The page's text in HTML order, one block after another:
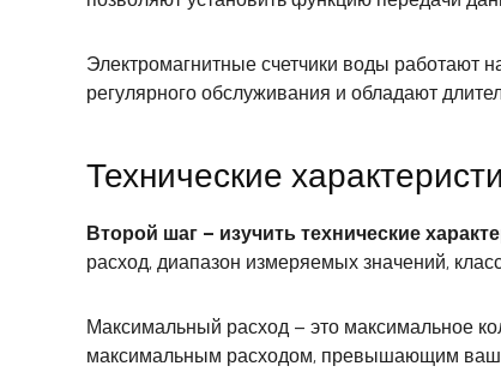
Электромагнитные счетчики воды работают
регулярного обслуживания и обладают
Технические
Второй шаг – изучить технические
расход, диапазон измеряемых значений,
Максимальный расход – это максимальное
максимальным расходом, превышающим